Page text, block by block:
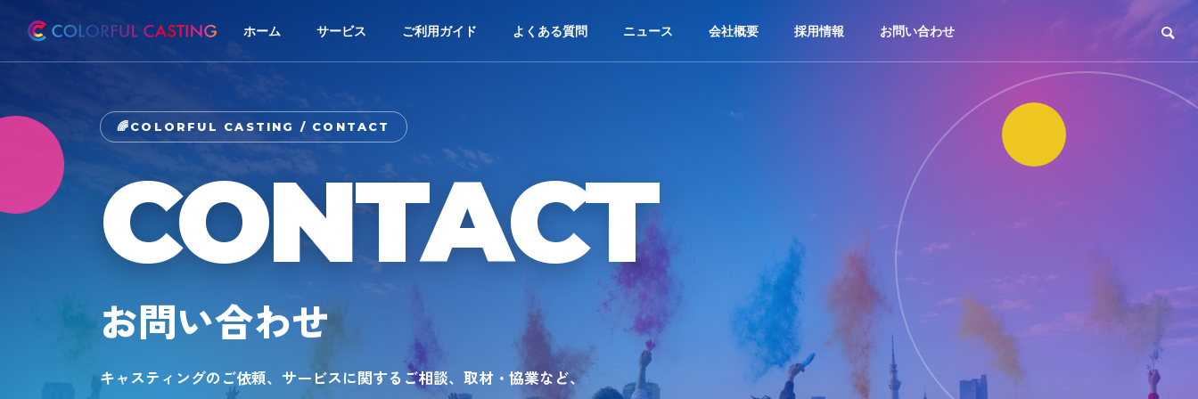
ホーム サービス ご利用ガイド よくある質問 ニュース 会社概要 採用情報 お問い合わせ
COLORFUL CASTING / CONTACT
CONTACT
お問い合わせ
キャスティングのご依頼、サービスに関するご相談、取材・協業など、